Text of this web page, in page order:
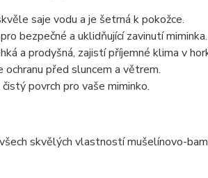
saje vodu a je šetrná k pokožce.
bezpečné a uklidňující zavinutí miminka.
a prodyšná, zajistí příjemné klima v
ochranu před sluncem a větrem.
povrch pro vaše miminko.
skvělých vlastností mušelínovo-